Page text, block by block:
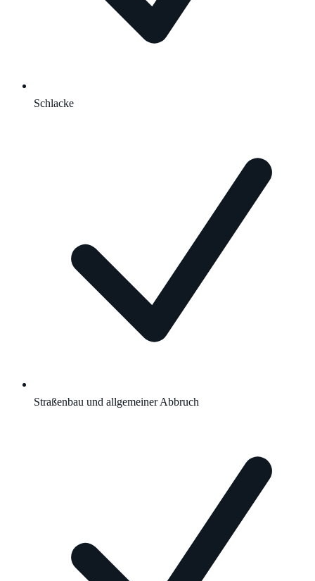
Schlacke
Straßenbau und allgemeiner Abbruch